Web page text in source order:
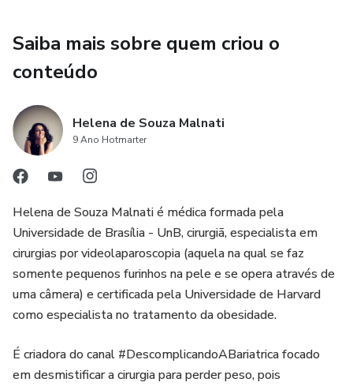
Saiba mais sobre quem criou o
conteúdo
Helena de Souza Malnati
9 Ano Hotmarter
Helena de Souza Malnati é médica formada pela
Universidade de Brasília - UnB, cirurgiã, especialista em
cirurgias por videolaparoscopia (aquela na qual se faz
somente pequenos furinhos na pele e se opera através de
uma câmera) e certificada pela Universidade de Harvard
como especialista no tratamento da obesidade.
É criadora do canal #DescomplicandoABariatrica focado
em desmistificar a cirurgia para perder peso, pois